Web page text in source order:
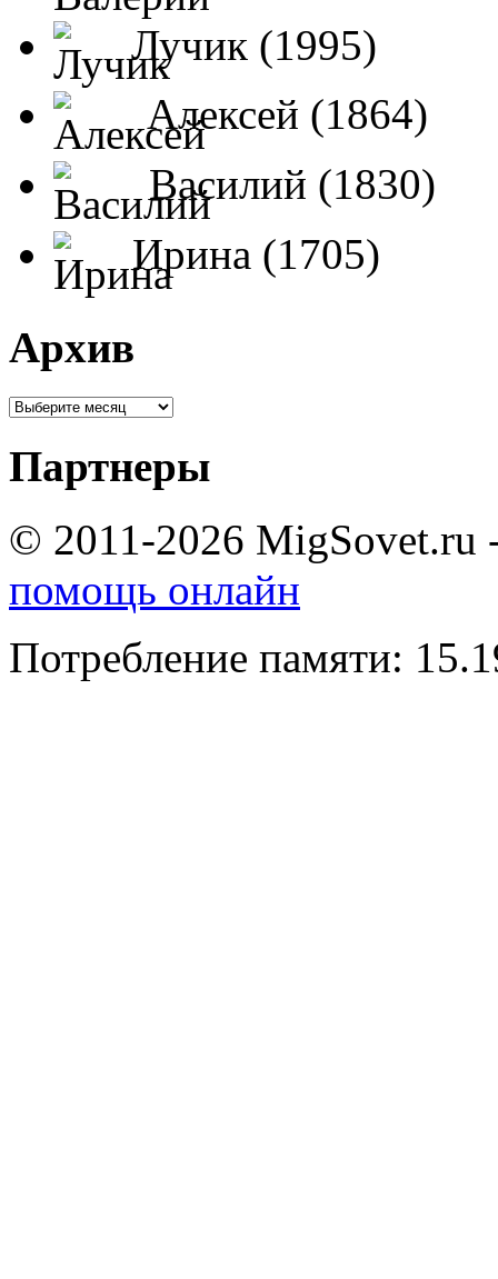
Лучик (1995)
Алексей (1864)
Василий (1830)
Ирина (1705)
Архив
Партнеры
© 2011-2026 MigSovet.ru
помощь онлайн
Потребление памяти: